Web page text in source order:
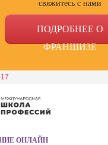
свяжитесь с нами
ПОДРОБНЕЕ О
ФРАНШИЗЕ
ОНЛАЙН